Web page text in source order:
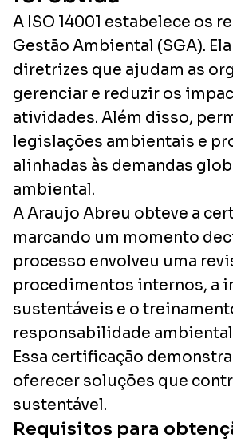
A ISO 14001 estabelece os
Gestão Ambiental (SGA).
diretrizes que ajudam as
gerenciar e reduzir os
atividades. Além disso,
legislações ambientais e
alinhadas às demandas
ambiental.
A Araujo Abreu obteve a
marcando um momento
processo envolveu uma
procedimentos internos, a
sustentáveis e o
responsabilidade
Essa certificação
oferecer soluções que
sustentável.
Requisitos para